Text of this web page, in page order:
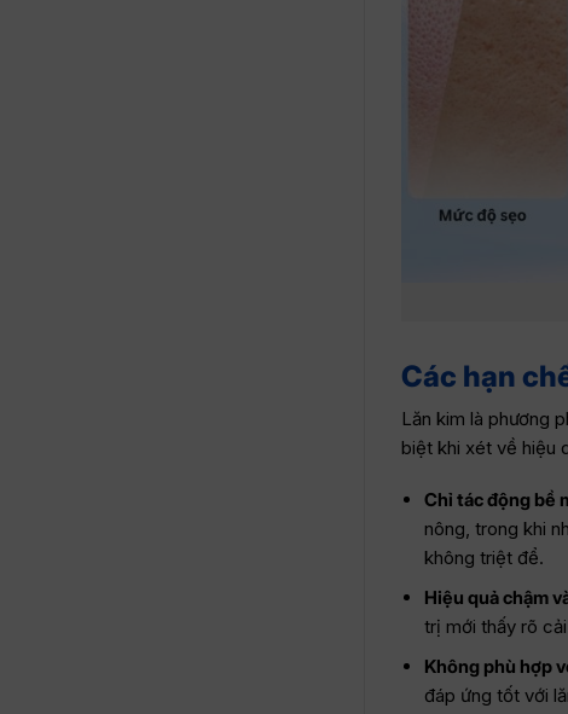
Các hạn
Lăn kim là phương
biệt khi xét về hiệu
Chỉ tác động bề
nông, trong khi
không triệt để.
Hiệu quả chậm
trị mới thấy rõ
Không phù hợp
đáp ứng tốt với